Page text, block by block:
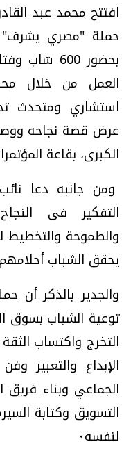
افتتح محمد عبد
حملة "مصري يشرف"
بحضور 600
العمل من خلال
استشاري ومتحدث
عرض قصة نجاحه
الكبرى، بقاعة
ومن جانبه دعا
التفكير فى
والطموحة والتخطيط
يحقق الشباب
والجدير بالذكر
توعية الشباب بسوق
التخرج واكتساب
الإبداع والتعبير
الجماعي وبناء فريق
التسويق وكتابة
لنفسه٠